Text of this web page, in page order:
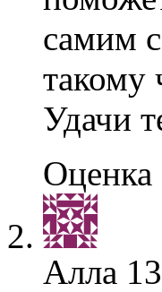
самим
такому
Удачи
Оценка
Алла